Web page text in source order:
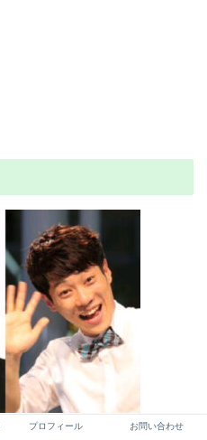
プロフィール お問い合わせ